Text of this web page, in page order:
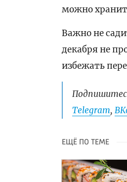
можно
Важно не
декабря не
избежать
Telegram,
ЕЩЁ ПО ТЕМЕ